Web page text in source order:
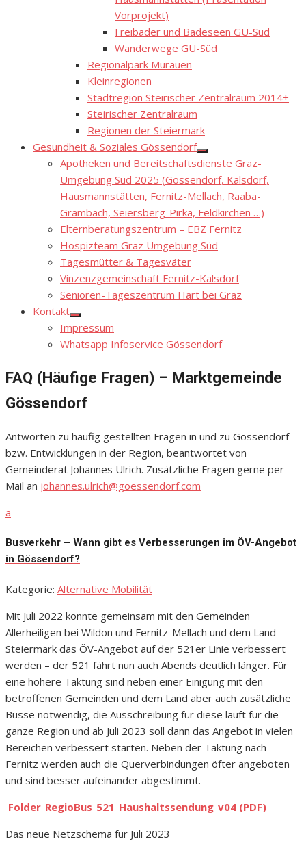
Vorprojekt)
Freibäder und Badeseen GU-Süd
Wanderwege GU-Süd
Regionalpark Murauen
Kleinregionen
Stadtregion Steirischer Zentralraum 2014+
Steirischer Zentralraum
Regionen der Steiermark
Gesundheit & Soziales Gössendorf
Show
sub
menu
Apotheken und Bereitschaftsdienste Graz-
Umgebung Süd 2025 (Gössendorf, Kalsdorf,
Hausmannstätten, Fernitz-Mellach, Raaba-
Grambach, Seiersberg-Pirka, Feldkirchen …)
Elternberatungszentrum – EBZ Fernitz
Hospizteam Graz Umgebung Süd
Tagesmütter & Tagesväter
Vinzenzgemeinschaft Fernitz-Kalsdorf
Senioren-Tageszentrum Hart bei Graz
Kontakt
Show
sub
menu
Impressum
Whatsapp Infoservice Gössendorf
FAQ (Häufige Fragen) – Marktgemeinde
Gössendorf
Antworten zu häufig gestellten Fragen in und zu Gössendorf
bzw. Entwicklungen in der Region, beantwortet von
Gemeinderat Johannes Ulrich. Zusätzliche Fragen gerne per
Mail an johannes.ulrich@goessendorf.com
a
Busverkehr – Wann gibt es Verbesserungen im ÖV-Angebot
in Gössendorf?
Kategorie: Alternative Mobilität
Mit Juli 2022 konnte gemeinsam mit den Gemeinden
Allerheiligen bei Wildon und Fernitz-Mellach und dem Land
Steiermark das ÖV-Angebot auf der 521er Linie verbessert
werden – der 521 fährt nun auch Abends deutlich länger. Für
eine höhere Taktung sind neben einer Einigung mit den
betroffenen Gemeinden und dem Land aber auch zusätzliche
Busse notwendig, die Ausschreibung für diese läuft für die
ganze Region und ab Juli 2023 soll dann das Angebot in vielen
Bereichen verbessert starten. Neben der Taktung nach
Fernitz werden auch die Querverbindungen öfter angeboten
und sind besser aufeinander abgestimmt.
Folder_RegioBus_521_Haushaltssendung_v04 (PDF)
Das neue Netzschema für Juli 2023